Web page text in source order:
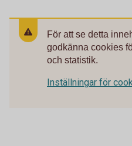
För att se detta
godkänna cookies
och statistik.
Inställningar för